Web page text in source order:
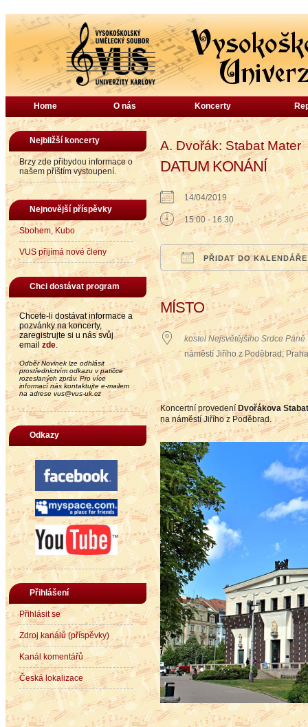
Home O nás Koncerty
Nejbližší koncerty
Brzy zde přibydou informace o
našem příštím vystoupení.
Nejnovější příspěvky
Sbohem, Kubo
VUS přijímá nové členy
Chci dostávat program
Chcete-li dostávat informace a
pozvánky na koncerty,
zaregistrujte si u nás svůj
email zde.
Odběr Novinek lze odhlásit
prostřednictvím odkazu v patičce
rozeslaných zpráv. Pro více
informací nás kontaktujte e-mailem
na adrese vus@vus-uk.cz
Odkazy
Přihlášení
Přihlásit se
Zdroj kanálů (příspěvky)
Kanál komentářů
Česká lokalizace
A. Dvořák: Stabat Mater
DATUM KONÁNÍ
14/04/2019
15:00 - 16:30
PŘIDAT DO KALENDÁŘE
Download ICSGoogle Calendar
iCalendarOffice
MÍSTO
kostel Nejsvětějšího Srdce Páně
náměstí Jiřího z Poděbrad,
Koncertní provedeníDvořákova
na náměstí Jiřího z Poděbrad.